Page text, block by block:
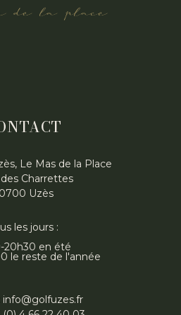
Le Mas de la Place
Charrettes
Uzès
les jours :
20h30 en été
le reste de l'année
info@golfuzes.fr